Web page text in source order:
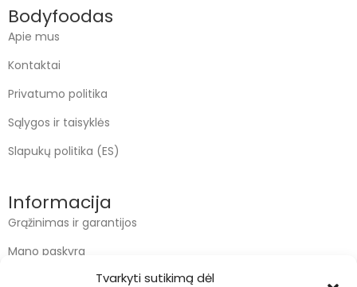
Tvarkyti sutikimą dėl
Bodyfoodas
Apie mus
Kontaktai
Privatumo politika
Sąlygos ir taisyklės
Slapukų politika (ES)
Informacija
Grąžinimas ir garantijos
Mano paskyra